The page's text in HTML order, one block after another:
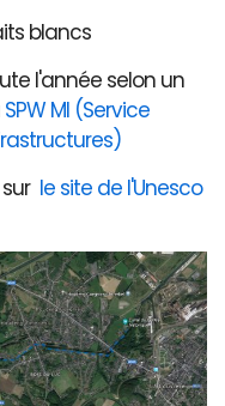
blancs
l'année selon un
SPW MI (Service
le site de l'Unesco